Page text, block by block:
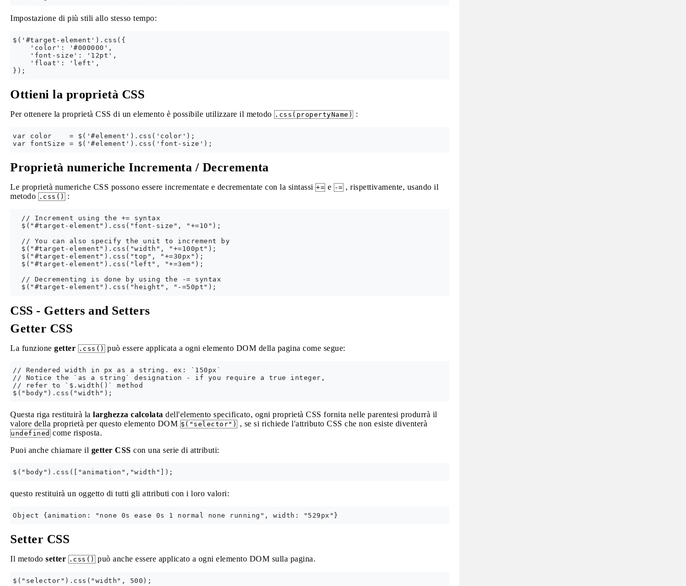
Impostazione di più stili allo stesso tempo:
$('#target-element').css({
    'color': '#000000',
    'font-size': '12pt',
    'float': 'left',
Ottieni la proprietà CSS
Per ottenere la proprietà CSS di un elemento è possibile utilizzare il metodo .css(propertyName) :
var color    = $('#element').css('color');
Proprietà numeriche Incrementa / Decrementa
Le proprietà numeriche CSS possono essere incrementate e decrementate con la sintassi += e -= , rispettivamente, usando il
metodo .css() :
  // Increment using the += syntax
  $("#target-element").css("font-size", "+=10");
  // You can also specify the unit to increment by
  $("#target-element").css("width", "+=100pt");
  $("#target-element").css("top", "+=30px");
  $("#target-element").css("left", "+=3em");
  // Decrementing is done by using the -= syntax
CSS - Getters and Setters
Getter CSS
La funzione getter .css() può essere applicata a ogni elemento DOM della pagina come segue:
// Rendered width in px as a string. ex: `150px`
// Notice the `as a string` designation - if you require a true integer,
// refer to `$.width()` method
Questa riga restituirà la larghezza calcolata dell'elemento specificato, ogni proprietà CSS fornita nelle parentesi produrrà il
valore della proprietà per questo elemento DOM $("selector") , se si richiede l'attributo CSS che non esiste diventerà
undefined come risposta.
Puoi anche chiamare il getter CSS con una serie di attributi:
questo restituirà un oggetto di tutti gli attributi con i loro valori:
Setter CSS
Il metodo setter .css() può anche essere applicato a ogni elemento DOM sulla pagina.